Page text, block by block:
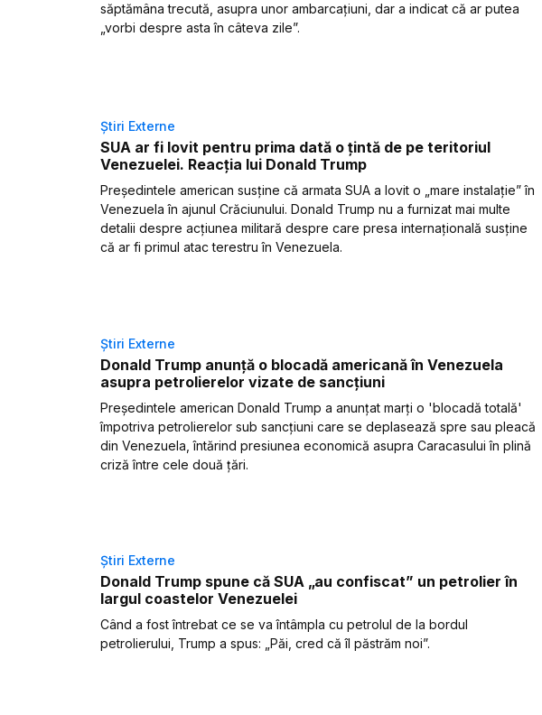
săptămâna trecută, asupra unor ambarcațiuni, dar a indicat că ar putea
„vorbi despre asta în câteva zile”.
Știri Externe
SUA ar fi lovit pentru prima dată o țintă de pe teritoriul
Venezuelei. Reacția lui Donald Trump
Președintele american susține că armata SUA a lovit o „mare instalație” în
Venezuela în ajunul Crăciunului. Donald Trump nu a furnizat mai multe
detalii despre acțiunea militară despre care presa internațională susține
că ar fi primul atac terestru în Venezuela.
Știri Externe
Donald Trump anunță o blocadă americană în Venezuela
asupra petrolierelor vizate de sancțiuni
Președintele american Donald Trump a anunțat marți o 'blocadă totală'
împotriva petrolierelor sub sancțiuni care se deplasează spre sau pleacă
din Venezuela, întărind presiunea economică asupra Caracasului în plină
criză între cele două țări.
Știri Externe
Donald Trump spune că SUA „au confiscat” un petrolier în
largul coastelor Venezuelei
Când a fost întrebat ce se va întâmpla cu petrolul de la bordul
petrolierului, Trump a spus: „Păi, cred că îl păstrăm noi”.